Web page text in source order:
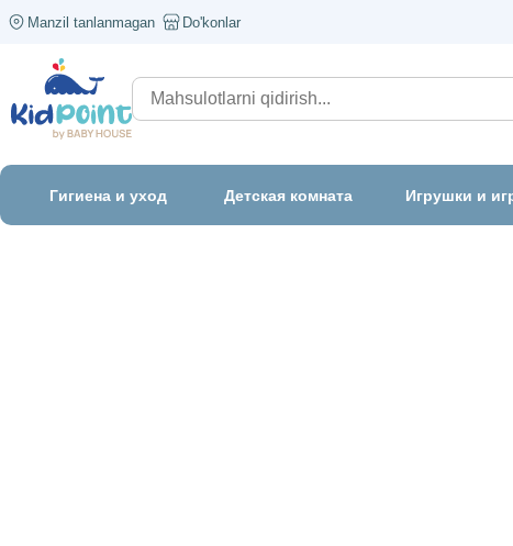
Manzil tanlanmagan Do'konlar
Гигиена и уход Детская комната Игрушки и